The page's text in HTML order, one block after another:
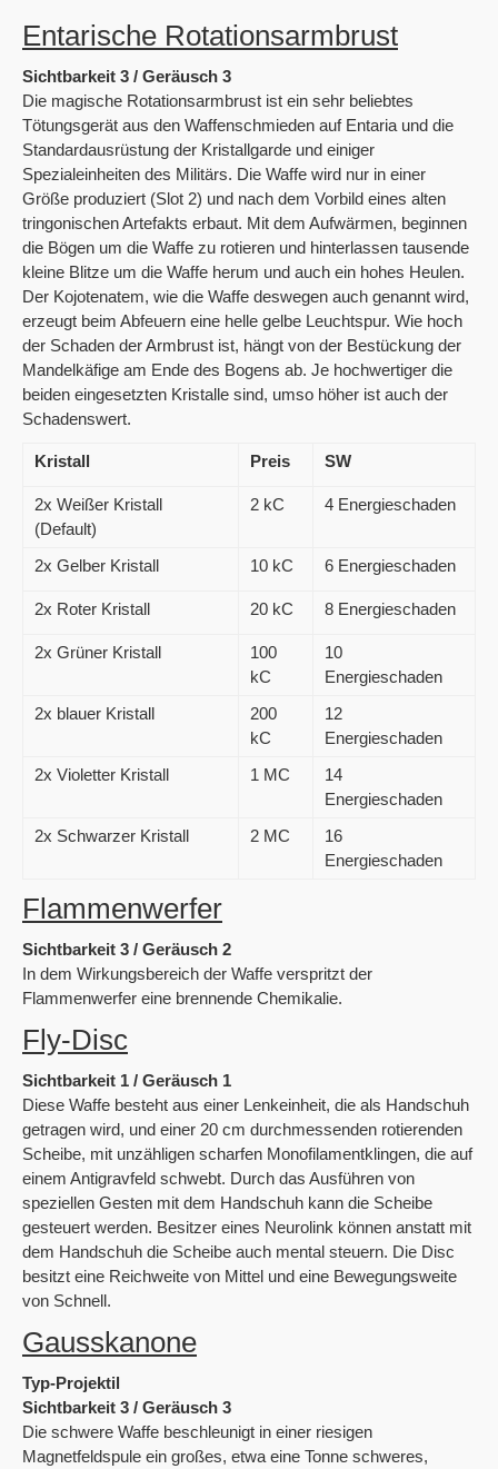
Entarische Rotationsarmbrust
Sichtbarkeit 3 / Geräusch 3
Die magische Rotationsarmbrust ist ein sehr beliebtes
Tötungsgerät aus den Waffenschmieden auf Entaria und die
Standardausrüstung der Kristallgarde und einiger
Spezialeinheiten des Militärs. Die Waffe wird nur in einer
Größe produziert (Slot 2) und nach dem Vorbild eines alten
tringonischen Artefakts erbaut. Mit dem Aufwärmen, beginnen
die Bögen um die Waffe zu rotieren und hinterlassen tausende
kleine Blitze um die Waffe herum und auch ein hohes Heulen.
Der Kojotenatem, wie die Waffe deswegen auch genannt wird,
erzeugt beim Abfeuern eine helle gelbe Leuchtspur. Wie hoch
der Schaden der Armbrust ist, hängt von der Bestückung der
Mandelkäfige am Ende des Bogens ab. Je hochwertiger die
beiden eingesetzten Kristalle sind, umso höher ist auch der
Schadenswert.
Kristall Preis SW
2x Weißer Kristall
(Default)
2 kC 4 Energieschaden
2x Gelber Kristall 10 kC 6 Energieschaden
2x Roter Kristall 20 kC 8 Energieschaden
2x Grüner Kristall
100
kC
10
Energieschaden
2x blauer Kristall
200
kC
12
Energieschaden
2x Violetter Kristall
1 MC
14
Energieschaden
2x Schwarzer Kristall
2 MC
16
Energieschaden
Flammenwerfer
Sichtbarkeit 3 / Geräusch 2
In dem Wirkungsbereich der Waffe verspritzt der
Flammenwerfer eine brennende Chemikalie.
Fly-Disc
Sichtbarkeit 1 / Geräusch 1
Diese Waffe besteht aus einer Lenkeinheit, die als Handschuh
getragen wird, und einer 20 cm durchmessenden rotierenden
Scheibe, mit unzähligen scharfen Monofilamentklingen, die auf
einem Antigravfeld schwebt. Durch das Ausführen von
speziellen Gesten mit dem Handschuh kann die Scheibe
gesteuert werden. Besitzer eines Neurolink können anstatt mit
dem Handschuh die Scheibe auch mental steuern. Die Disc
besitzt eine Reichweite von Mittel und eine Bewegungsweite
von Schnell.
Gausskanone
Typ-Projektil
Sichtbarkeit 3 / Geräusch 3
Die schwere Waffe beschleunigt in einer riesigen
Magnetfeldspule ein großes, etwa eine Tonne schweres,